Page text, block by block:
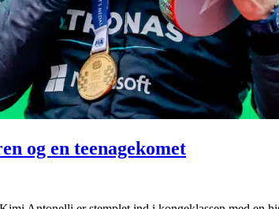
og en teenagekomet